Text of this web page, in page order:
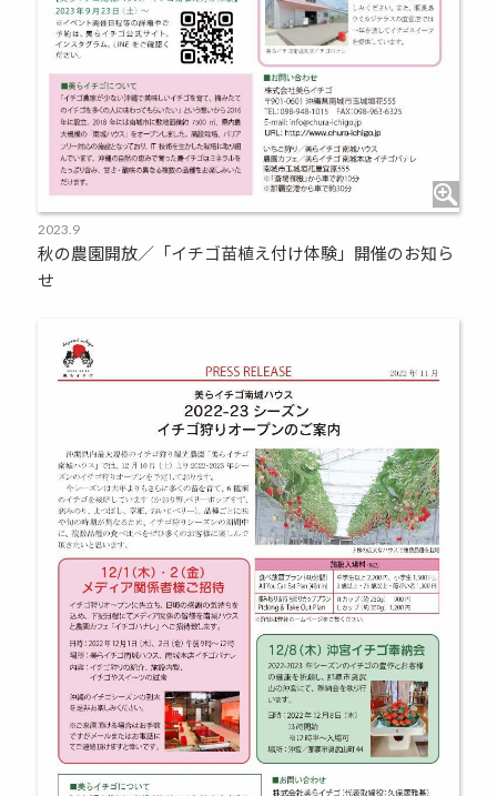
2023.9
秋の農園開放／「イチゴ苗植え付け体験」開催のお知ら
せ